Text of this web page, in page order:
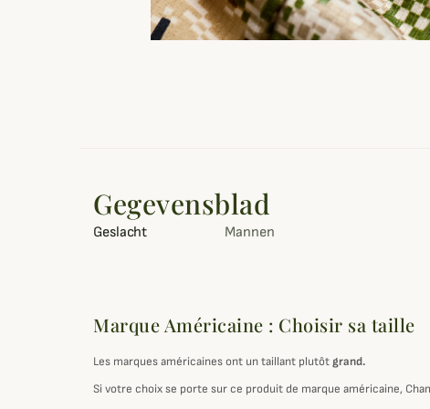
Gegevensblad
Geslacht Mannen
Marque Américaine : Choisir sa taille
Les marques américaines ont un taillant plutôt grand.
Si votre choix se porte sur ce produit de marque américaine,